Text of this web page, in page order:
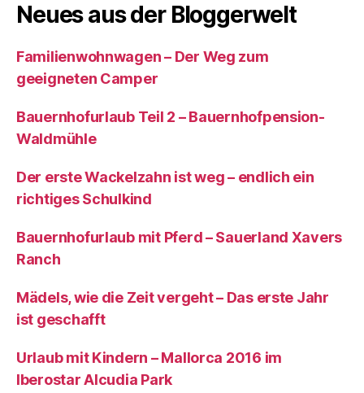
Neues aus der Bloggerwelt
Familienwohnwagen – Der Weg zum
geeigneten Camper
Bauernhofurlaub Teil 2 – Bauernhofpension-
Waldmühle
Der erste Wackelzahn ist weg – endlich ein
richtiges Schulkind
Bauernhofurlaub mit Pferd – Sauerland Xavers
Ranch
Mädels, wie die Zeit vergeht – Das erste Jahr
ist geschafft
Urlaub mit Kindern – Mallorca 2016 im
Iberostar Alcudia Park